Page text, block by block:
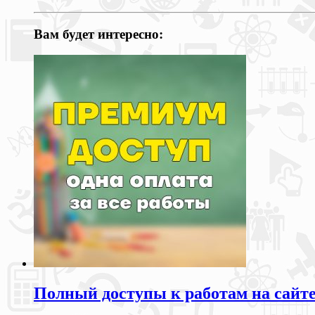
Вам будет интересно:
Полный доступы к работам на